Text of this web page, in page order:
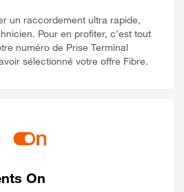
un raccordement ultra rapide,
Pour en profiter, c’est tout
numéro de Prise Terminal
sélectionné votre offre Fibre.
On